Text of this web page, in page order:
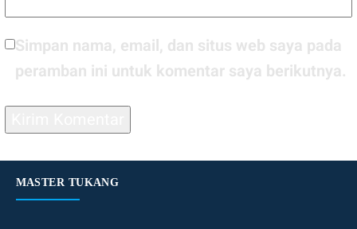
Simpan nama, email, dan situs web saya pada
peramban ini untuk komentar saya berikutnya.
MASTER TUKANG